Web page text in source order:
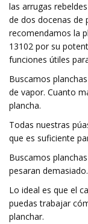
las arrugas
de dos docenas de
recomendamos la
13102 por su
funciones útiles
Buscamos
de vapor. Cuanto
plancha.
Todas nuestras
que es suficiente
Buscamos
pesaran demasiado.
Lo ideal es que el
puedas trabajar
planchar.